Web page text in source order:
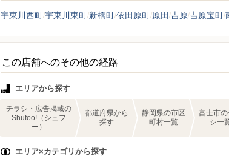
宇東川西町宇東川東町 新橋町依田原町 原田 吉原吉原宝町
この店舗へのその他の経路
エリアから探す
チラシ・広告掲載の
Shufoo!（シュフ
ー）
都道府県から
探す
静岡県の市区
町村一覧
富士市の
シ一
エリア×カテゴリから探す